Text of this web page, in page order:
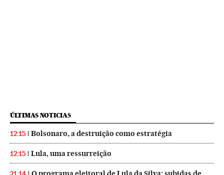
ÚLTIMAS NOTICIAS
12:15 Bolsonaro, a destruição como estratégia
12:15 Lula, uma ressurreição